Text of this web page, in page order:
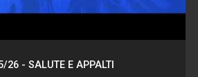
26 - SALUTE E APPALTI